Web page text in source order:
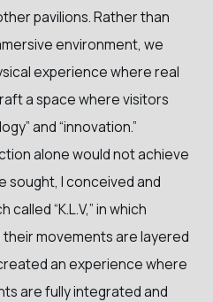
pavilions. Rather than
environment, we
experience where real
a space where visitors
and “innovation.”
alone would not achieve
sought, I conceived and
“K.L.V,” in which
movements are layered
an experience where
are fully integrated and